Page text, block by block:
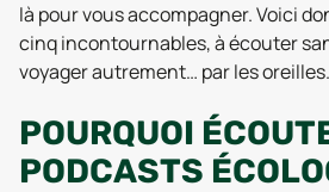
là pour vous accompagner. Voici
cinq incontournables, à écouter
voyager autrement… par les oreilles.
POURQUOI
PODCASTS